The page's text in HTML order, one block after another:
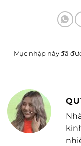
Mục nhập này đã